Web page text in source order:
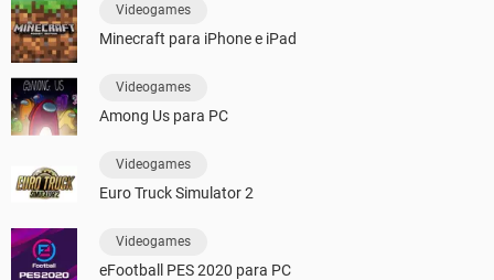
Videogames
Minecraft para iPhone e iPad
Videogames
Among Us para PC
Videogames
Euro Truck Simulator 2
Videogames
eFootball PES 2020 para PC